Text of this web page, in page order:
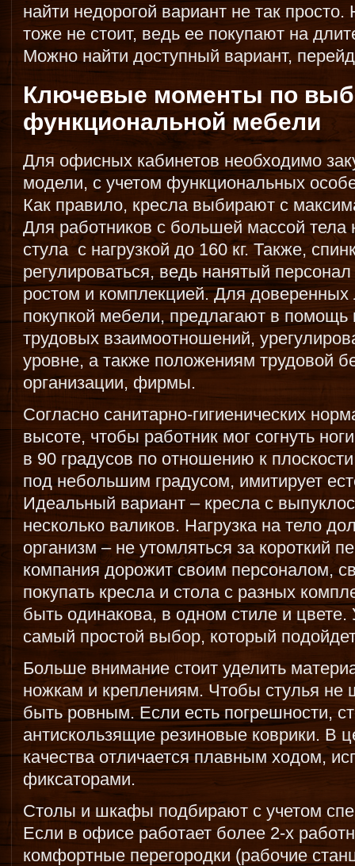
найти недорогой вариант не так
тоже не стоит, ведь ее покупают на
Можно найти доступный вариант,
Ключевые моменты по
функциональной мебели
Для офисных кабинетов необходимо
модели, с учетом функциональных
Как правило, кресла выбирают с
Для работников с большей массой тела
стула с нагрузкой до 160 кг. Также,
регулироваться, ведь нанятый
ростом и комплекцией. Для доверенных
покупкой мебели, предлагают в
трудовых взаимоотношений,
уровне, а также положениям трудовой
организации, фирмы.
Согласно санитарно-гигиенических
высоте, чтобы работник мог согнуть
в 90 градусов по отношению к
под небольшим градусом, имитирует
Идеальный вариант – кресла с
несколько валиков. Нагрузка на тело
организм – не утомляться за короткий
компания дорожит своим персоналом,
покупать кресла и стола с разных
быть одинакова, в одном стиле и
самый простой выбор, который
Больше внимание стоит уделить
ножкам и креплениям. Чтобы стулья не
быть ровным. Если есть погрешности,
антискользящие резиновые коврики. В
качества отличается плавным ходом,
фиксаторами.
Столы и шкафы подбирают с учетом
Если в офисе работает более 2-х
комфортные перегородки (рабочие